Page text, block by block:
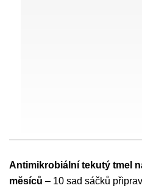
Antimikrobiální tekutý tmel
měsíců – 10 sad sáčků